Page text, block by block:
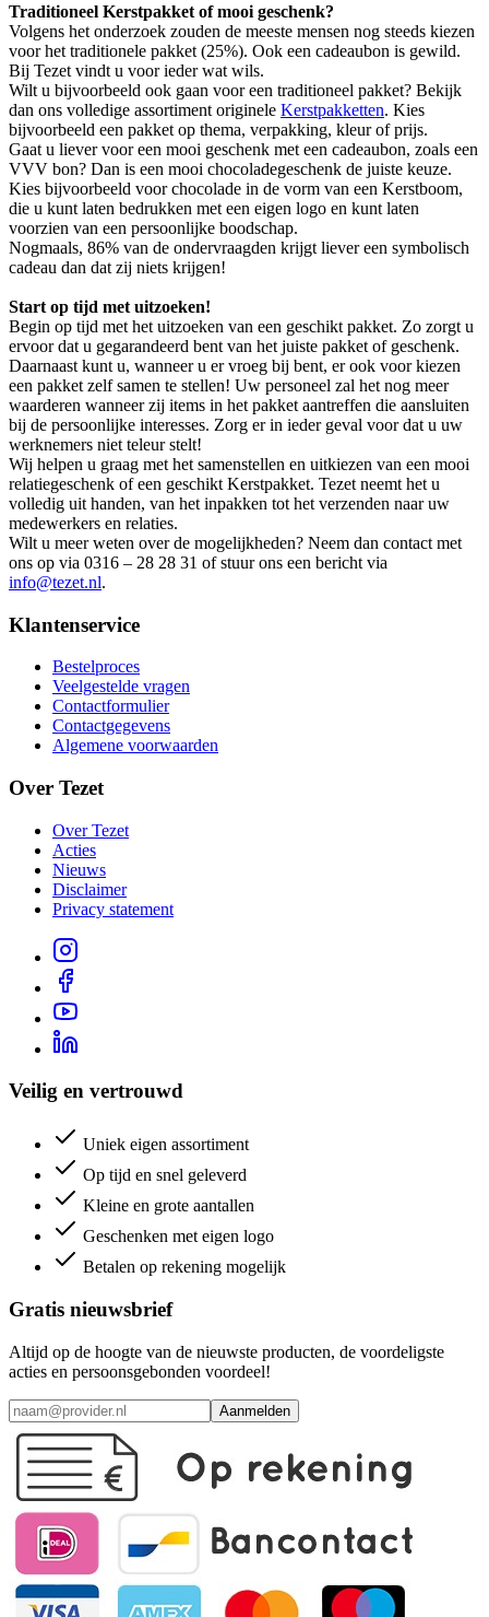
Traditioneel Kerstpakket of mooi geschenk?
Volgens het onderzoek zouden de meeste mensen nog steeds kiezen
voor het traditionele pakket (25%). Ook een cadeaubon is gewild.
Bij Tezet vindt u voor ieder wat wils.
Wilt u bijvoorbeeld ook gaan voor een traditioneel pakket? Bekijk
dan ons volledige assortiment originele Kerstpakketten. Kies
bijvoorbeeld een pakket op thema, verpakking, kleur of prijs.
Gaat u liever voor een mooi geschenk met een cadeaubon, zoals een
VVV bon? Dan is een mooi chocoladegeschenk de juiste keuze.
Kies bijvoorbeeld voor chocolade in de vorm van een Kerstboom,
die u kunt laten bedrukken met een eigen logo en kunt laten
voorzien van een persoonlijke boodschap.
Nogmaals, 86% van de ondervraagden krijgt liever een symbolisch
cadeau dan dat zij niets krijgen!
Start op tijd met uitzoeken!
Begin op tijd met het uitzoeken van een geschikt pakket. Zo zorgt u
ervoor dat u gegarandeerd bent van het juiste pakket of geschenk.
Daarnaast kunt u, wanneer u er vroeg bij bent, er ook voor kiezen
een pakket zelf samen te stellen! Uw personeel zal het nog meer
waarderen wanneer zij items in het pakket aantreffen die aansluiten
bij de persoonlijke interesses. Zorg er in ieder geval voor dat u uw
werknemers niet teleur stelt!
Wij helpen u graag met het samenstellen en uitkiezen van een mooi
relatiegeschenk of een geschikt Kerstpakket. Tezet neemt het u
volledig uit handen, van het inpakken tot het verzenden naar uw
medewerkers en relaties.
Wilt u meer weten over de mogelijkheden? Neem dan contact met
ons op via 0316 – 28 28 31 of stuur ons een bericht via
info@tezet.nl.
Klantenservice
Bestelproces
Veelgestelde vragen
Contactformulier
Contactgegevens
Algemene voorwaarden
Over Tezet
Over Tezet
Acties
Nieuws
Disclaimer
Privacy statement
Veilig en vertrouwd
Uniek eigen assortiment
Op tijd en snel geleverd
Kleine en grote aantallen
Geschenken met eigen logo
Betalen op rekening mogelijk
Gratis nieuwsbrief
Altijd op de hoogte van de nieuwste producten, de voordeligste
acties en persoonsgebonden voordeel!
Aanmelden